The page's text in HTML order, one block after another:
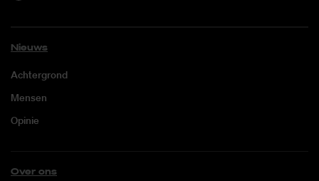
Nieuws
Achtergrond
Mensen
Opinie
Over ons